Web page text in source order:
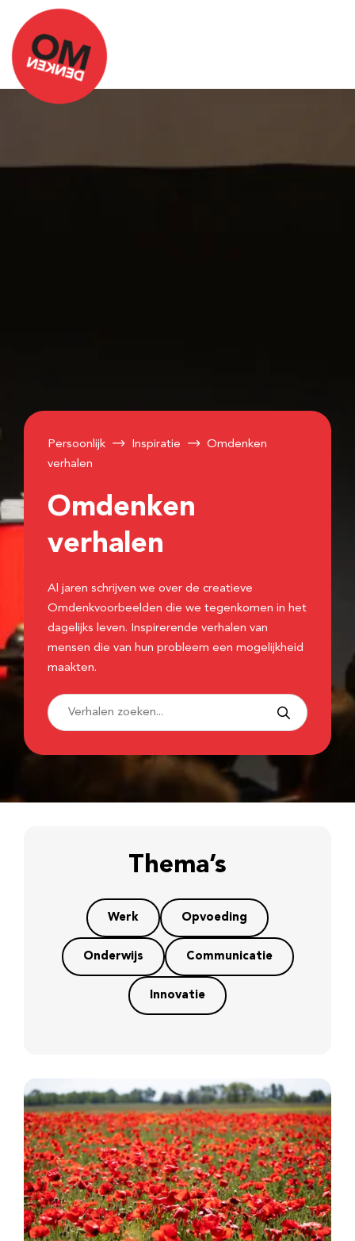
Persoonlijk Inspiratie
Omdenken
verhalen
Omdenken
verhalen
Al jaren schrijven we over de creatieve
Omdenkvoorbeelden die we tegenkomen in het
dagelijks leven. Inspirerende verhalen van
mensen die van hun probleem een mogelijkheid
maakten.
Thema’s
Werk Opvoeding
Onderwijs Communicatie
Innovatie